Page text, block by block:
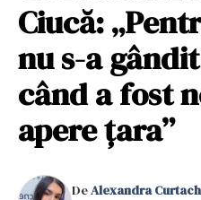
Ciucă:
nu s-a
când a fost
apere țara”
DeAlexandra